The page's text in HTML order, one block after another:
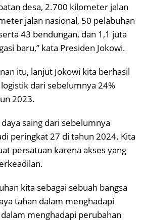
desa, 2.700 kilometer jalan
jalan nasional, 50 pelabuhan
43 bendungan, dan 1,1 juta
baru,” kata Presiden Jokowi.
itu, lanjut Jokowi kita berhasil
dari sebelumnya 24%
2023.
saing dari sebelumnya
peringkat 27 di tahun 2024. Kita
persatuan karena akses yang
kita sebagai sebuah bangsa
tahan dalam menghadapi
menghadapi perubahan